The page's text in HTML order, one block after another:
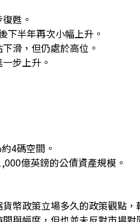
甦。
下半年再次小幅上升。
滑，但仍處於高位。
步上升。
4碼空間。
億英鎊的公債資產規模。
幣政策立場多久的政策觀點，